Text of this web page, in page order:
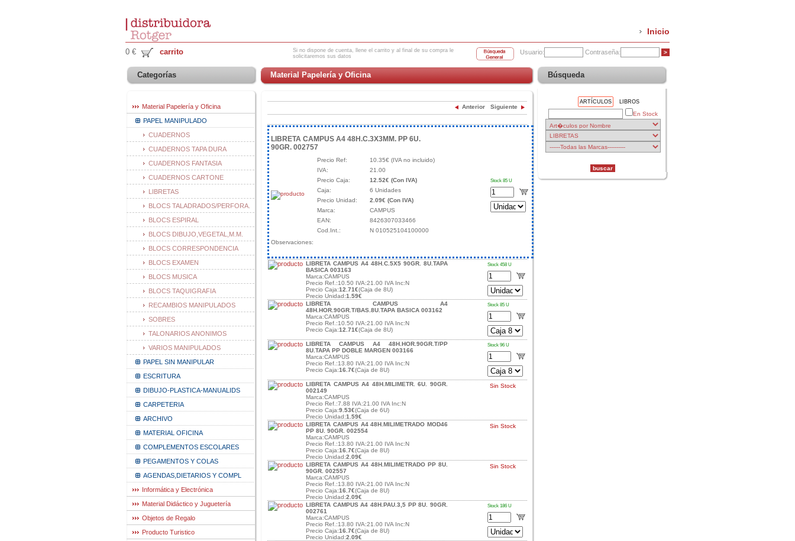
Inicio
0 € carrito Usuario: Contraseña:
Si no dispone de cuenta, llene el carrito y al final de su compra le
solicitaremos sus datos
Categorías
Material Papelería y Oficina
PAPEL MANIPULADO
CUADERNOS
CUADERNOS TAPA DURA
CUADERNOS FANTASIA
CUADERNOS CARTONE
LIBRETAS
BLOCS TALADRADOS/PERFORA.
BLOCS ESPIRAL
BLOCS DIBUJO,VEGETAL,M.M.
BLOCS CORRESPONDENCIA
BLOCS EXAMEN
BLOCS MUSICA
BLOCS TAQUIGRAFIA
RECAMBIOS MANIPULADOS
SOBRES
TALONARIOS ANONIMOS
VARIOS MANIPULADOS
PAPEL SIN MANIPULAR
ESCRITURA
DIBUJO-PLASTICA-MANUALIDS
CARPETERIA
ARCHIVO
MATERIAL OFICINA
COMPLEMENTOS ESCOLARES
PEGAMENTOS Y COLAS
AGENDAS,DIETARIOS Y COMPL
Informática y Electrónica
Material Didáctico y Juguetería
Objetos de Regalo
Producto Turistico
Material Papelería y Oficina
Anterior Siguiente
LIBRETA CAMPUS A4 48H.C.3X3MM. PP 6U.
90GR. 002757
Precio Ref:
10.35€ (IVA no incluido)
IVA:
21.00
Precio Caja:
12.52€ (Con IVA)
Caja:
6 Unidades
Precio Unidad:
2.09€ (Con IVA)
Marca:
CAMPUS
EAN:
8426307033466
Cod.Int.:
N 010525104100000
Stock 85 U
Observaciones:
LIBRETA CAMPUS A4 48H.C.5X5 90GR. 8U.TAPA
BASICA 003163
Marca:CAMPUS
Precio Ref.:10.50 IVA:21.00 IVA Inc:N
Precio Caja:12.71€(Caja de 8U)
Precio Unidad:1.59€
Stock 458 U
LIBRETA CAMPUS A4
48H.HOR.90GR.T/BAS.8U.TAPA BASICA 003162
Marca:CAMPUS
Precio Ref.:10.50 IVA:21.00 IVA Inc:N
Precio Caja:12.71€(Caja de 8U)
Stock 85 U
LIBRETA CAMPUS A4 48H.HOR.90GR.T/PP
8U.TAPA PP DOBLE MARGEN 003166
Marca:CAMPUS
Precio Ref.:13.80 IVA:21.00 IVA Inc:N
Precio Caja:16.7€(Caja de 8U)
Stock 96 U
LIBRETA CAMPUS A4 48H.MILIMETR. 6U. 90GR.
002149
Marca:CAMPUS
Precio Ref.:7.88 IVA:21.00 IVA Inc:N
Precio Caja:9.53€(Caja de 6U)
Precio Unidad:1.59€
Sin Stock
LIBRETA CAMPUS A4 48H.MILIMETRADO MOD46
PP 8U. 90GR. 002554
Marca:CAMPUS
Precio Ref.:13.80 IVA:21.00 IVA Inc:N
Precio Caja:16.7€(Caja de 8U)
Precio Unidad:2.09€
Sin Stock
LIBRETA CAMPUS A4 48H.MILIMETRADO PP 8U.
90GR. 002557
Marca:CAMPUS
Precio Ref.:13.80 IVA:21.00 IVA Inc:N
Precio Caja:16.7€(Caja de 8U)
Precio Unidad:2.09€
Sin Stock
LIBRETA CAMPUS A4 48H.PAU.3,5 PP 8U. 90GR.
002761
Marca:CAMPUS
Precio Ref.:13.80 IVA:21.00 IVA Inc:N
Precio Caja:16.7€(Caja de 8U)
Precio Unidad:2.09€
Stock 186 U
Búsqueda
ARTÍCULOS LIBROS
En Stock